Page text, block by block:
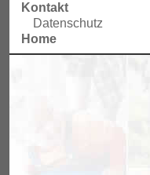
Kontakt
Datenschutz
Home